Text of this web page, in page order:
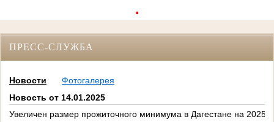
.
ПРЕСС-СЛУЖБА
Новости
Фотогалерея
Новость от 14.01.2025
Увеличен размер прожиточного минимума в Дагестане на